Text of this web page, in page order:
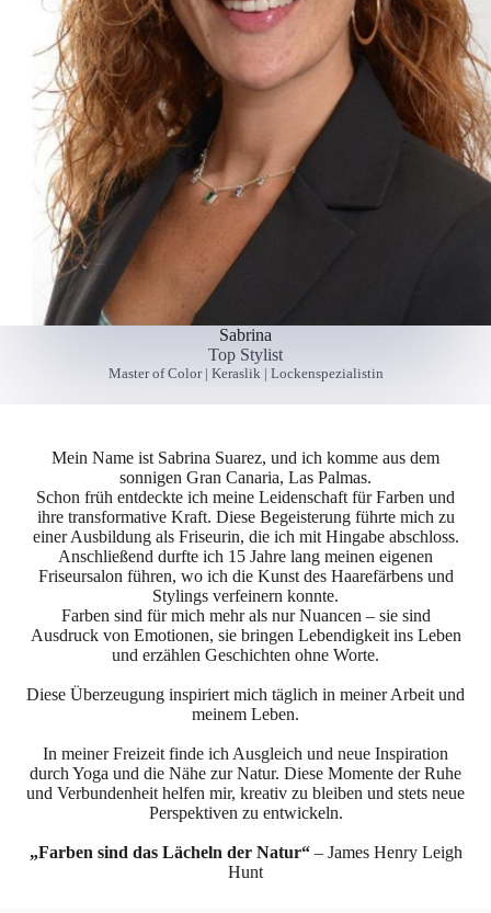
Sabrina
Top Stylist
Master of Color | Keraslik | Lockenspezialistin
Mein Name ist Sabrina Suarez, und ich komme aus dem
sonnigen Gran Canaria, Las Palmas.
Schon früh entdeckte ich meine Leidenschaft für Farben und
ihre transformative Kraft. Diese Begeisterung führte mich zu
einer Ausbildung als Friseurin, die ich mit Hingabe abschloss.
Anschließend durfte ich 15 Jahre lang meinen eigenen
Friseursalon führen, wo ich die Kunst des Haarefärbens und
Stylings verfeinern konnte.
Farben sind für mich mehr als nur Nuancen – sie sind
Ausdruck von Emotionen, sie bringen Lebendigkeit ins Leben
und erzählen Geschichten ohne Worte.
Diese Überzeugung inspiriert mich täglich in meiner Arbeit und
meinem Leben.
In meiner Freizeit finde ich Ausgleich und neue Inspiration
durch Yoga und die Nähe zur Natur. Diese Momente der Ruhe
und Verbundenheit helfen mir, kreativ zu bleiben und stets neue
Perspektiven zu entwickeln.
„Farben sind das Lächeln der Natur“– James Henry Leigh
Hunt